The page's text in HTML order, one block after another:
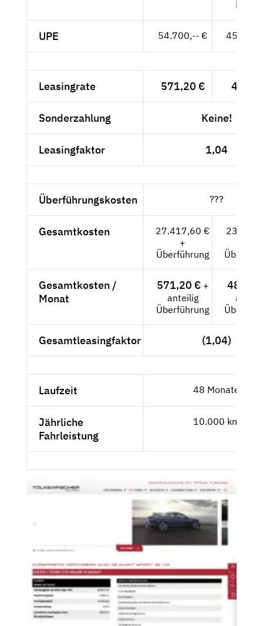
UPE 54.700,-- €
Leasingrate 571,20 €
Sonderzahlung Keine!
Leasingfaktor 1,04
Überführungskosten ???
Gesamtkosten
27.417,60 €
+
Überführung
Gesamtkosten /
Monat
571,20 €+
anteilig
Überführung
480,--
Gesamtleasingfaktor (1,04)
Laufzeit 48 Monate
Jährliche
Fahrleistung
10.000 km